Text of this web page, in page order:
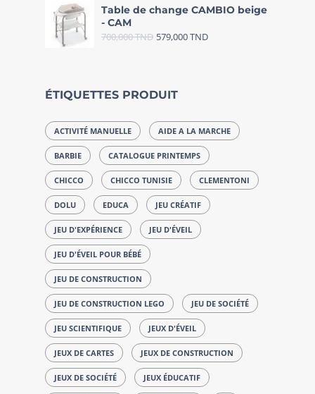
Table de change CAMBIO beige
- CAM
700,000TND 579,000TND
ÉTIQUETTES PRODUIT
ACTIVITÉ MANUELLE AIDE A LA MARCHE
BARBIE CATALOGUE PRINTEMPS
CHICCO CHICCO TUNISIE CLEMENTONI
DOLU EDUCA JEU CRÉATIF
JEU D'EXPÉRIENCE JEU D'ÉVEIL
JEU D'ÉVEIL POUR BÉBÉ
JEU DE CONSTRUCTION
JEU DE CONSTRUCTION LEGO JEU DE SOCIÉTÉ
JEU SCIENTIFIQUE JEUX D'ÉVEIL
JEUX DE CARTES JEUX DE CONSTRUCTION
JEUX DE SOCIÉTÉ JEUX ÉDUCATIF